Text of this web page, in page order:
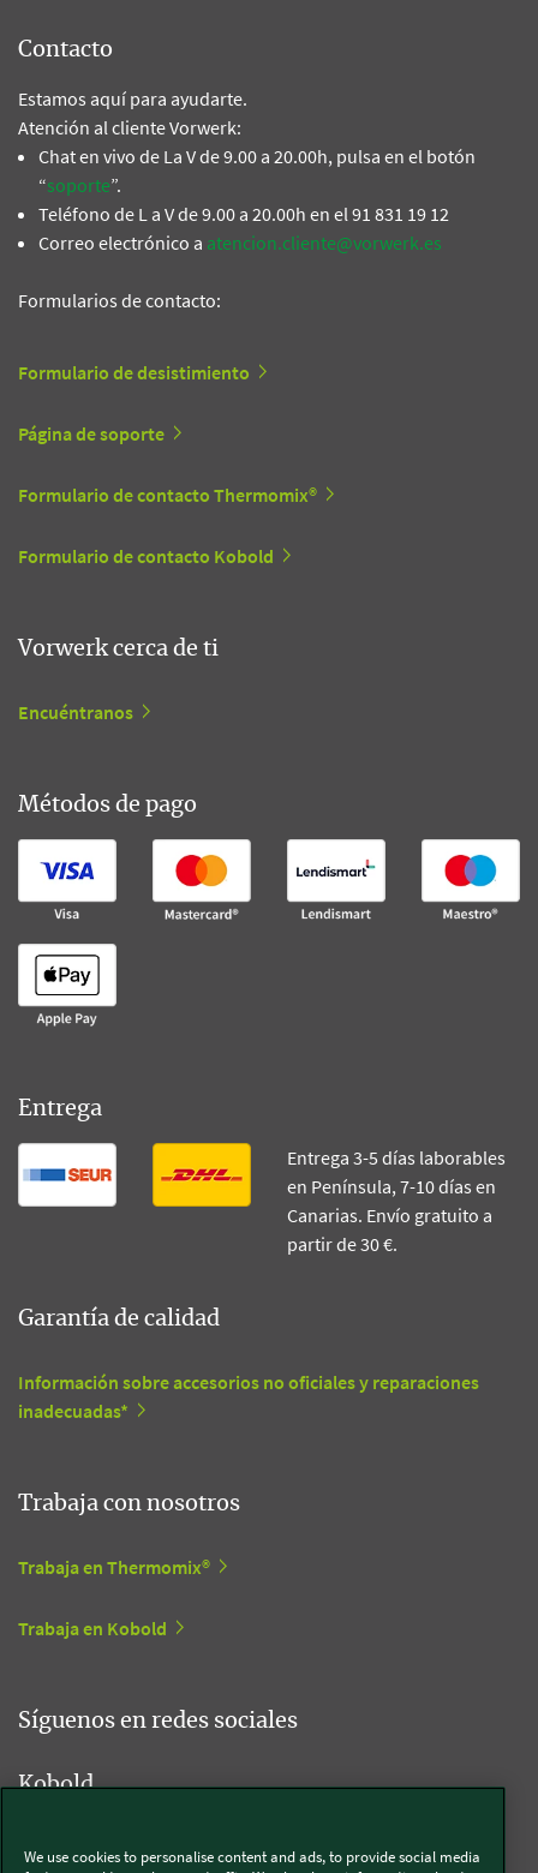
Contacto
Estamos aquí para ayudarte.
Atención al cliente Vorwerk:
Chat en vivo de La V de 9.00 a 20.00h, pulsa en el botón
“soporte”.
Teléfono de L a V de 9.00 a 20.00h en el 91 831 19 12
Correo electrónico a atencion.cliente@vorwerk.es
Formularios de contacto:
Formulario de desistimiento
Página de soporte
Formulario de contacto Thermomix®
Formulario de contacto Kobold
Vorwerk cerca de ti
Encuéntranos
Métodos de pago
Entrega
Entrega 3-5 días laborables
en Península, 7-10 días en
Canarias. Envío gratuito a
partir de 30 €.
Garantía de calidad
Información sobre accesorios no oficiales y reparaciones
inadecuadas*
Trabaja con nosotros
Trabaja en Thermomix®
Trabaja en Kobold
Síguenos en redes sociales
Kobold
We use cookies to personalise content and ads, to provide social media